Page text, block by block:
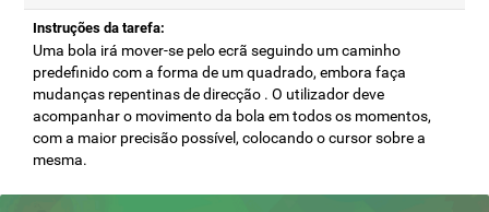
Instruções da tarefa:
Uma bola irá mover-se pelo ecrã seguindo um caminho
predefinido com a forma de um quadrado, embora faça
mudanças repentinas de direcção . O utilizador deve
acompanhar o movimento da bola em todos os momentos,
com a maior precisão possível, colocando o cursor sobre a
mesma.